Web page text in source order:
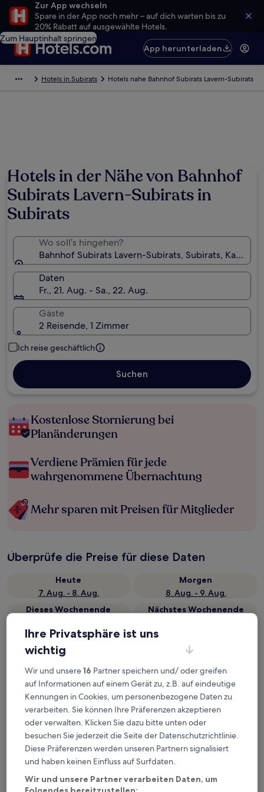
Zur App wechseln
Spare in der App noch mehr – auf dich warten bis zu
20% Rabatt auf ausgewählte Hotels.
Zum Hauptinhalt springen
App herunterladen
Hotels in Subirats Hotels nahe Bahnhof Subirats Lavern-Subirats
Hotels in der Nähe von Bahnhof
Subirats Lavern-Subirats in
Subirats
Wo soll’s hingehen?
Bahnhof Subirats Lavern-Subirats, Subirats,
Daten
Fr., 21. Aug. - Sa., 22. Aug.
Gäste
2 Reisende, 1 Zimmer
Ich reise geschäftlich
Suchen
Kostenlose Stornierung bei
Planänderungen
Verdiene Prämien für jede
wahrgenommene Übernachtung
Mehr sparen mit Preisen für Mitglieder
Überprüfe die Preise für diese Daten
Heute
7. Aug. - 8. Aug.
Morgen
8. Aug. - 9. Aug.
Dieses Wochenende
Nächstes Wochenende
Top 5 Hotels in der Nähe von
Bahnhof Subirats Lavern-
Subirats auf einen Blick
Hotel Fonda Neus
— 1-Sterne-Hotel in 3,6 km von Bahnhof
Subirats Lavern-Subirats entfernt. Gästebewertung: 8,0/10 —
Sehr gut.
Masia Can Canyes & Spa— 4-Sterne-Hotel in 9,2 km von
Bahnhof Subirats Lavern-Subirats entfernt. Gästebewertung:
9,8/10 — Außergewöhnlich.
Hotel Pere III el Gran— 3-Sterne-Hotel in 8,1 km von Bahnhof
Subirats Lavern-Subirats entfernt. Gästebewertung: 8,2/10 —
Ihre Privatsphäre ist uns
wichtig
Wir und unsere16 Partner speichern und/ oder greifen
auf Informationen auf einem Gerät zu, z.B. auf eindeutige
Kennungen in Cookies, um personenbezogene Daten zu
verarbeiten. Sie können Ihre Präferenzen akzeptieren
oder verwalten. Klicken Sie dazu bitte unten oder
besuchen Sie jederzeit die Seite der Datenschutzrichtlinie.
Diese Präferenzen werden unseren Partnern signalisiert
und haben keinen Einfluss auf Surfdaten.
Wir und unsere Partner verarbeiten Daten, um